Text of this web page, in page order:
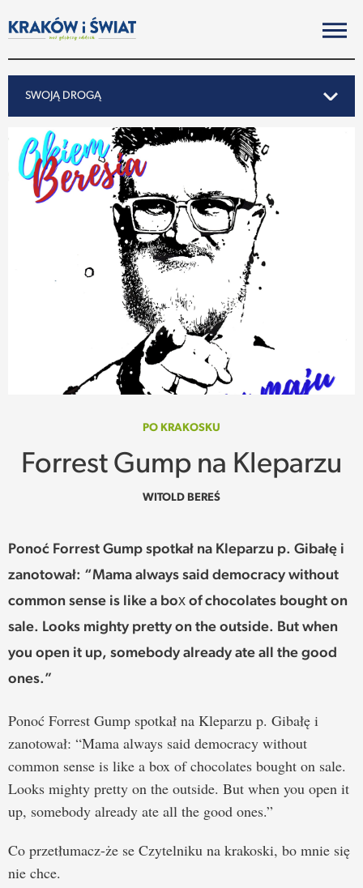
SWOJĄ DROGĄ
SWOJĄ DROGĄ
REPORTAŻ
SPOTKANIE
REKOMENDACJE
SŁOWO
TEKSTY Z MIESIĘCZNIKA
PODCAST
PO KRAKOSKU
Forrest Gump na Kleparzu
WITOLD BEREŚ
Ponoć Forrest Gump spotkał na Kleparzu p. Gibałę i
zanotował: “Mama always said democracy without
common sense is like a box of chocolates bought on
sale. Looks mighty pretty on the outside. But when
you open it up, somebody already ate all the good
ones.”
Ponoć Forrest Gump spotkał na Kleparzu p. Gibałę i
zanotował: “Mama always said democracy without
common sense is like a box of chocolates bought on sale.
Looks mighty pretty on the outside. But when you open it
up, somebody already ate all the good ones.”
Co przetłumacz-że se Czytelniku na krakoski, bo mnie się
nie chce.